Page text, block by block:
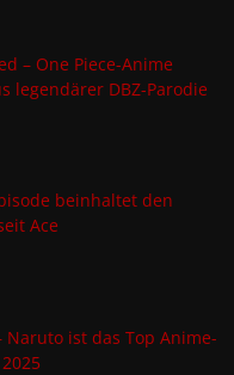
– One Piece-Anime
legendärer DBZ-Parodie
beinhaltet den
Ace
ist das Top Anime-